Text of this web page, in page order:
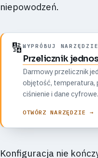
niepowodzeń.
🔢 WYPRÓBUJ NARZĘDZIE
Przelicznik
Darmowy przelicznik
objętość, temperatura,
ciśnienie i dane cyfrowe.
OTWÓRZ NARZĘDZIE →
Konfiguracja nie